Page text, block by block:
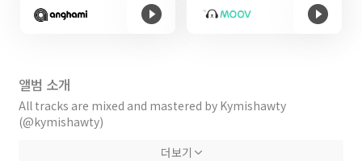
앨범 소개
All tracks are mixed and mastered by Kymishawty
(@kymishawty)
더보기